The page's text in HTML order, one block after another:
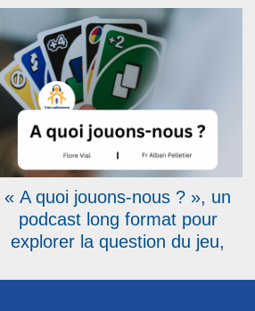
« A quoi jouons-nous ? », un
podcast long format pour
explorer la question du jeu,
l’éducation salésienne